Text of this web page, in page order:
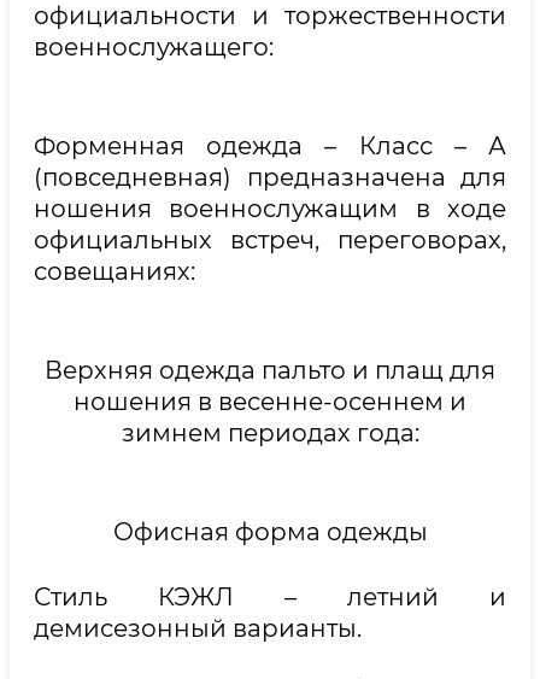
официальности и торжественности
военнослужащего:
Форменная одежда – Класс – А
(повседневная) предназначена для
ношения военнослужащим в ходе
официальных встреч, переговорах,
совещаниях:
Верхняя одежда пальто и плащ для
ношения в весенне-осеннем и
зимнем периодах года:
Офисная форма одежды
Стиль КЭЖЛ – летний и
демисезонный варианты.